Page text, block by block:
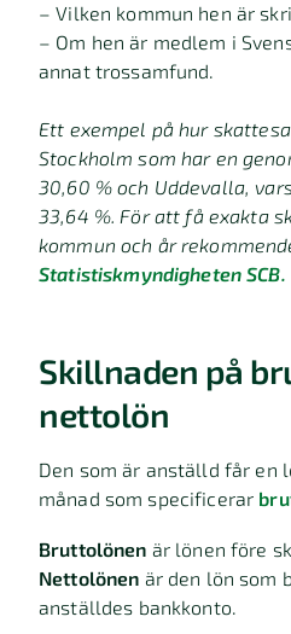
– Vilken kommun hen är
– Om hen är medlem i
annat trossamfund.
Ett exempel på hur
Stockholm som har en
30,60 % och Uddevalla,
33,64 %. För att få exakta
kommun och år
Statistiskmyndigheten SCB.
Skillnaden på
nettolön
Den som är anställd får en
månad som specificerar
Bruttolönen är lönen före
Nettolönen är den lön som
anställdes bankkonto.